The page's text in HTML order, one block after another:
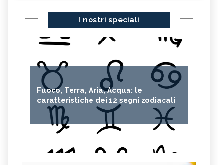
I nostri speciali
Fuoco, Terra, Aria, Acqua: le
caratteristiche dei 12 segni zodiacali